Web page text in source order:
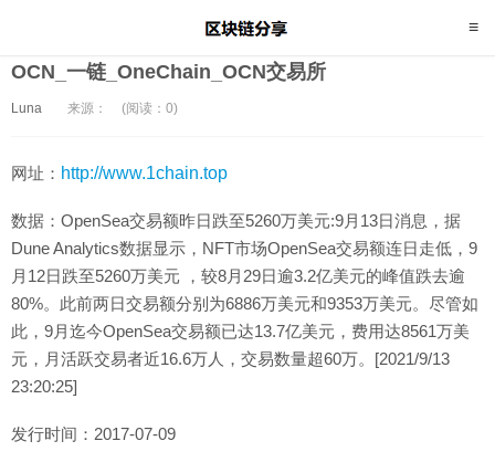
OCN_一链_OneChain_OCN交易所
Luna 来源： (阅读：0)
网址： http://www.1chain.top
数据：OpenSea交易额昨日跌至5260万美元:9月13日消息，据
Dune Analytics数据显示，NFT市场OpenSea交易额连日走低，9
月12日跌至5260万美元 ，较8月29日逾3.2亿美元的峰值跌去逾
80%。此前两日交易额分别为6886万美元和9353万美元。尽管如
此，9月迄今OpenSea交易额已达13.7亿美元，费用达8561万美
元，月活跃交易者近16.6万人，交易数量超60万。[2021/9/13
23:20:25]
发行时间：2017-07-09